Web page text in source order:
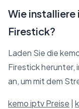
Wie installiere
Firestick?
Laden Sie die
Firestick herunter,
an, um mit dem
kemo iptv Preise